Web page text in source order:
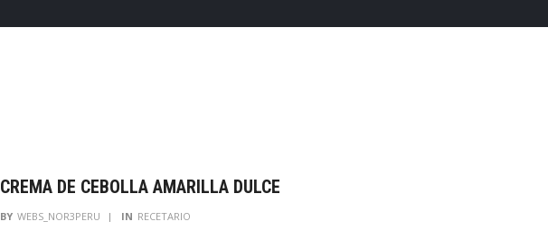
CREMA DE CEBOLLA AMARILLA DULCE
BY WEBS_NOR3PERU IN RECETARIO